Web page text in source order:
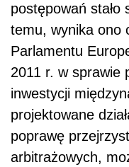
postępowań stało
temu, wynika ono
Parlamentu
2011 r. w sprawie
inwestycji
projektowane
poprawę
arbitrażowych,